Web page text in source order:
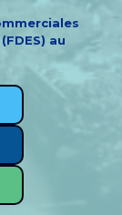
au